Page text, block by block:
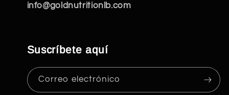
info@goldnutritionlb.com
Suscríbete aquí
Correo electrónico